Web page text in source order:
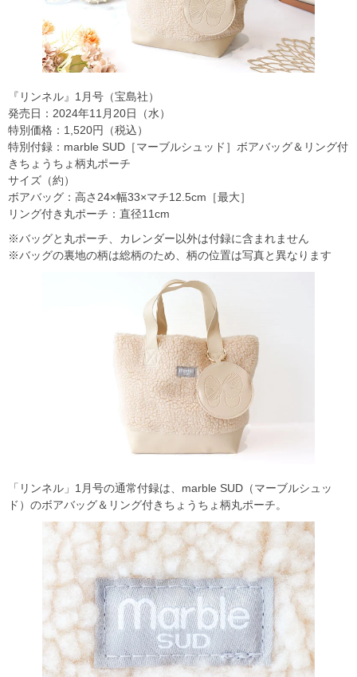
『リンネル』1月号（宝島社）
発売日：2024年11月20日（水）
特別価格：1,520円（税込）
特別付録：marble SUD［マーブルシュッド］ボアバッグ＆リング付
きちょうちょ柄丸ポーチ
サイズ（約）
ボアバッグ：高さ24×幅33×マチ12.5cm［最大］
リング付き丸ポーチ：直径11cm
※バッグと丸ポーチ、カレンダー以外は付録に含まれません
※バッグの裏地の柄は総柄のため、柄の位置は写真と異なります
「リンネル」1月号の通常付録は、marble SUD（マーブルシュッ
ド）のボアバッグ＆リング付きちょうちょ柄丸ポーチ。